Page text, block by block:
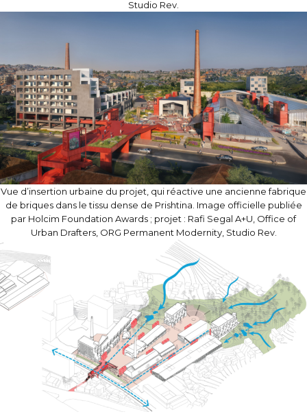
Studio Rev.
Vue d’insertion urbaine du projet, qui réactive une ancienne fabrique
de briques dans le tissu dense de Prishtina. Image officielle publiée
par Holcim Foundation Awards ; projet : Rafi Segal A+U, Office of
Urban Drafters, ORG Permanent Modernity, Studio Rev.